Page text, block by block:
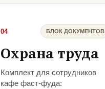
04 БЛОК ДОКУМЕНТОВ
Охрана труда
Комплект для сотрудников
кафе фаст-фуда: